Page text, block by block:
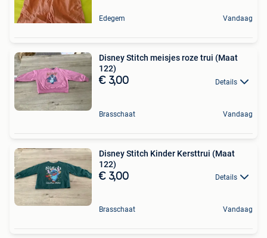
Edegem Vandaag
Disney Stitch meisjes roze trui (Maat
122)
€ 3,00 Details
Brasschaat Vandaag
Disney Stitch Kinder Kersttrui (Maat
122)
€ 3,00 Details
Brasschaat Vandaag